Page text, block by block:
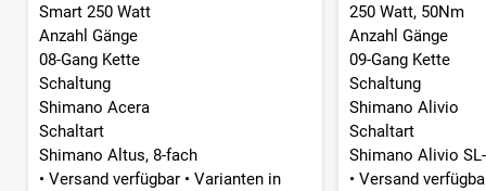
Smart 250 Watt
Anzahl Gänge
08-Gang Kette
Schaltung
Shimano Acera
Schaltart
Shimano Altus, 8-fach
• Versand verfügbar • Varianten in
250 Watt, 50Nm
Anzahl Gänge
09-Gang Kette
Schaltung
Shimano Alivio
Schaltart
Shimano Alivio
• Versand